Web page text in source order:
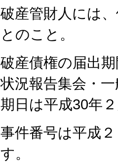
破産管財人には
とのこと。
破産債権の届出
状況報告集会・
期日は平成30年
事件番号は平成
す。